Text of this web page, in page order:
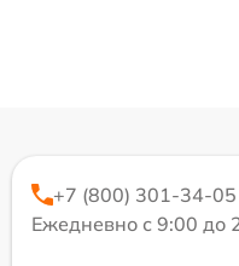
+7 (800) 301-34-05
Ежедневно с 9:00 до